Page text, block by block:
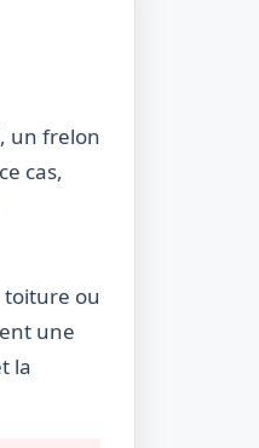
un frelon
cas,
toiture ou
une
la